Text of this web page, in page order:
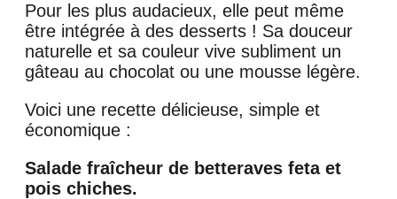
Pour les plus audacieux, elle peut même
être intégrée à des desserts ! Sa douceur
naturelle et sa couleur vive subliment un
gâteau au chocolat ou une mousse légère.
Voici une recette délicieuse, simple et
économique :
Salade fraîcheur de betteraves feta et
pois chiches.